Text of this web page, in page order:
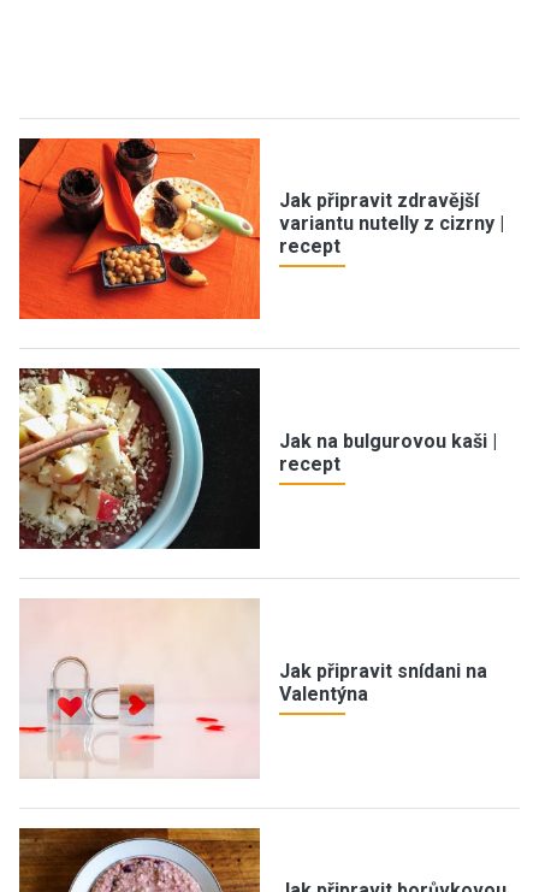
Jak připravit zdravější
variantu nutelly z cizrny |
recept
Jak na bulgurovou kaši |
recept
Jak připravit snídani na
Valentýna